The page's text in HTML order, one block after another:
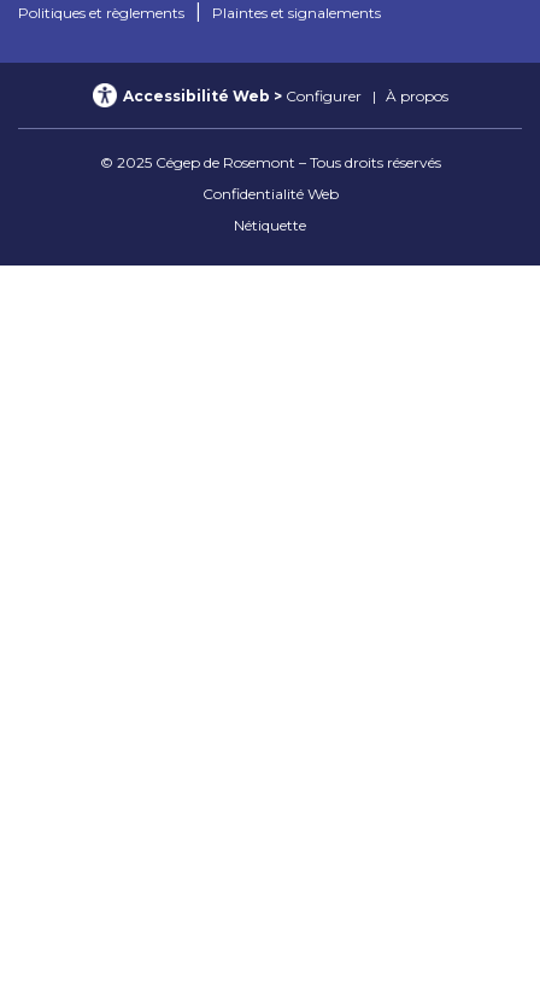
Politiques et règlements Plaintes et signalements
© 2025 Cégep de Rosemont – Tous droits réservés
Confidentialité Web
Nétiquette
Accessibilité Web Configurer À propos